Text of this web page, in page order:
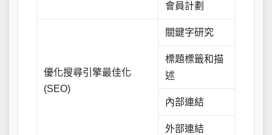
會員計劃
優化搜尋引擎最佳化
(SEO)
關鍵字研究
標題標籤和描
述
內部連結
外部連結